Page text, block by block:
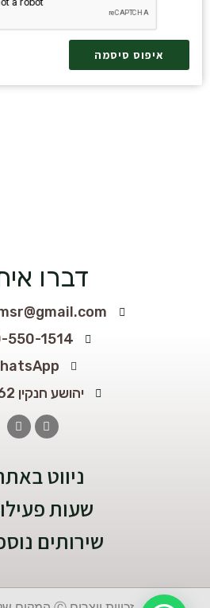
איפוס סיסמה
דברו
550-1514
יהושע חנקין 62, חולון
ניווט
שעות
שירותים